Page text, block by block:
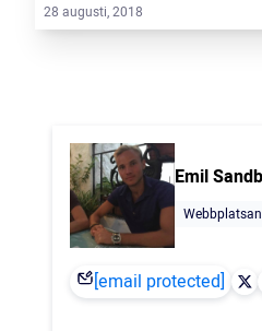
28 augusti, 2018
Emil
[email protected]